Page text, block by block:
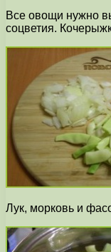
Все овощи нужно
соцветия.
Лук, морковь и